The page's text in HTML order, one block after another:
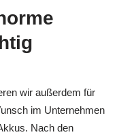
wir außerdem für
im Unternehmen
Nach den